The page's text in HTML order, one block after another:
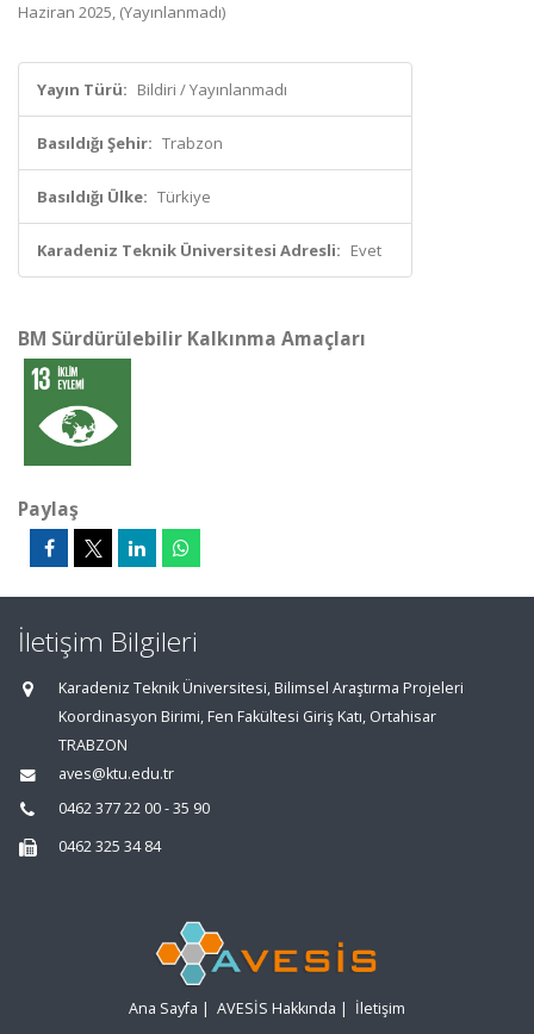
Haziran 2025, (Yayınlanmadı)
Yayın Türü: Bildiri / Yayınlanmadı
Basıldığı Şehir: Trabzon
Basıldığı Ülke: Türkiye
Karadeniz Teknik Üniversitesi Adresli: Evet
BM Sürdürülebilir Kalkınma Amaçları
Paylaş
İletişim Bilgileri
Karadeniz Teknik Üniversitesi, Bilimsel Araştırma Projeleri
Koordinasyon Birimi, Fen Fakültesi Giriş Katı, Ortahisar
TRABZON
aves@ktu.edu.tr
0462 377 22 00 - 35 90
0462 325 34 84
Ana Sayfa | AVESİS Hakkında | İletişim